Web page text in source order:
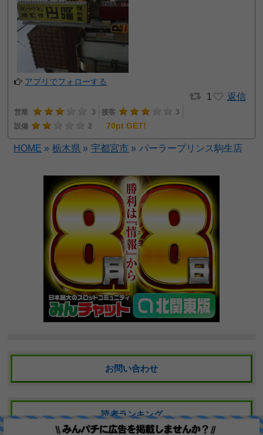
アプリでフォローする
1 返信
営業 3 接客
3
設備
2 70pt GET!
HOME » 栃木県 » 宇都宮市 » パーラープリンス駒生店
お問い合わせ
読者ランキング